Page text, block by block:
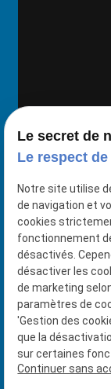
Le secret de
Le respect
Notre site utilise
de navigation et
cookies
fonctionnement
désactivés.
désactiver les
de marketing
paramètres de
'Gestion des
que la
sur certaines
Continuer sans